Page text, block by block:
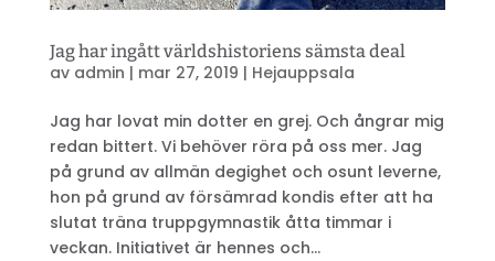
Jag har ingått världshistoriens sämsta deal
av admin | mar 27, 2019 | Hejauppsala
Jag har lovat min dotter en grej. Och ångrar mig
redan bittert. Vi behöver röra på oss mer. Jag
på grund av allmän degighet och osunt leverne,
hon på grund av försämrad kondis efter att ha
slutat träna truppgymnastik åtta timmar i
veckan. Initiativet är hennes och...